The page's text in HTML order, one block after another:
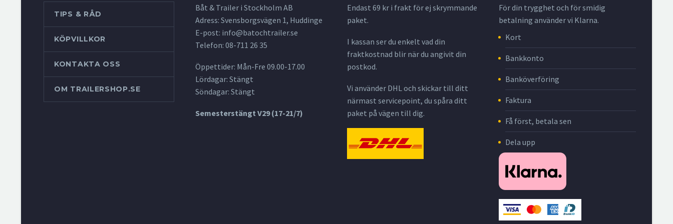
TIPS & RÅD
KÖPVILLKOR
KONTAKTA OSS
OM TRAILERSHOP.SE
Båt & Trailer i Stockholm AB
Adress: Svensborgsvägen 1, Huddinge
E-post: info@batochtrailer.se
Telefon: 08-711 26 35
Öppettider: Mån-Fre 09.00-17.00
Lördagar: Stängt
Söndagar: Stängt
Semesterstängt V29 (17-21/7)
Endast 69 kr i frakt för ej skrymmande
paket.
I kassan ser du enkelt vad din
fraktkostnad blir när du angivit din
postkod.
Vi använder DHL och skickar till ditt
närmast servicepoint, du spåra ditt
paket på vägen till dig.
För din trygghet och för smidig
betalning använder vi Klarna.
Kort
Bankkonto
Banköverföring
Faktura
Få först, betala sen
Dela upp